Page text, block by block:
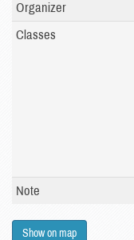
Organizer
Classes
Note
Show on map